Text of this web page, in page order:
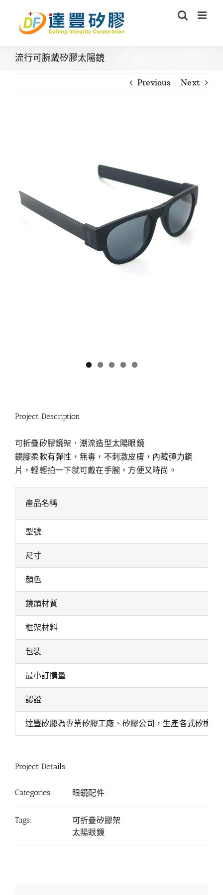
content
流行可腕戴矽膠太陽鏡
Previous Next
Project Description
可折疊矽膠鏡架．潮流造型太陽眼鏡
鏡腳柔軟有彈性，無毒，不刺激皮膚，內藏彈力鋼
片，輕輕拍一下就可戴在手腕，方便又時尚。
產品名稱
型號
尺寸
顏色
鏡頭材質
框架材料
包裝
最小訂購量
認證
達豐矽膠為專業矽膠工廠、矽膠公司，生產各式矽橡
Project Details
Categories: 眼鏡配件
Tags:
可折疊矽膠架
太陽眼鏡